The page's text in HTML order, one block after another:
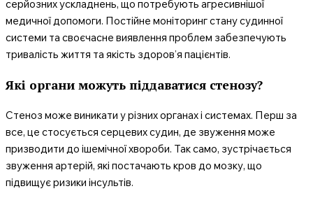
серйозних ускладнень, що потребують агресивнішої
медичної допомоги. Постійне моніторинг стану судинної
системи та своєчасне виявлення проблем забезпечують
тривалість життя та якість здоров’я пацієнтів.
Які органи можуть піддаватися стенозу?
Стеноз може виникати у різних органах і системах. Перш за
все, це стосується серцевих судин, де звуження може
призводити до ішемічної хвороби. Так само, зустрічається
звуження артерій, які постачають кров до мозку, що
підвищує ризики інсультів.